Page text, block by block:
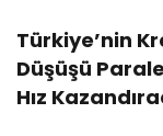
Türkiye’nin
Düşüşü
Hız